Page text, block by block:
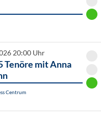
20:00 Uhr
Tenöre mit Anna
Centrum